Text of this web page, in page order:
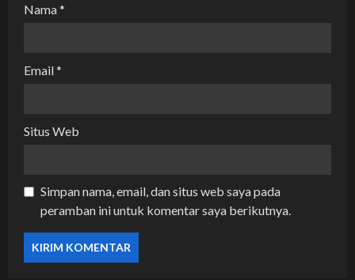
Nama*
Email*
Situs Web
Simpan nama, email, dan situs web saya pada
peramban ini untuk komentar saya berikutnya.